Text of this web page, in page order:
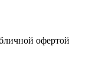
офертой